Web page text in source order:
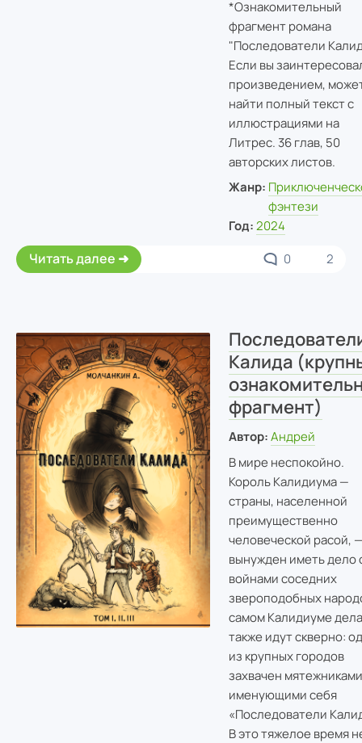
*Ознакомительный
фрагмент романа
"Последователи
Если вы
произведением,
найти полный текст с
иллюстрациями на
Литрес. 36 глав, 50
авторских листов.
Жанр:
фэнтези
Год: 2024
Читать далее 0 2
Калида
фрагмент)
Автор: Андрей
В мире неспокойно.
Король Калидиума —
страны, населенной
преимущественно
человеческой расой,
вынужден иметь дело
войнами соседних
звероподобных
самом Калидиуме дела
также идут скверно:
из крупных городов
захвачен
именующими себя
«Последователи
В это тяжелое время